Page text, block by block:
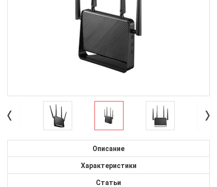
Описание
Характеристики
Статьи